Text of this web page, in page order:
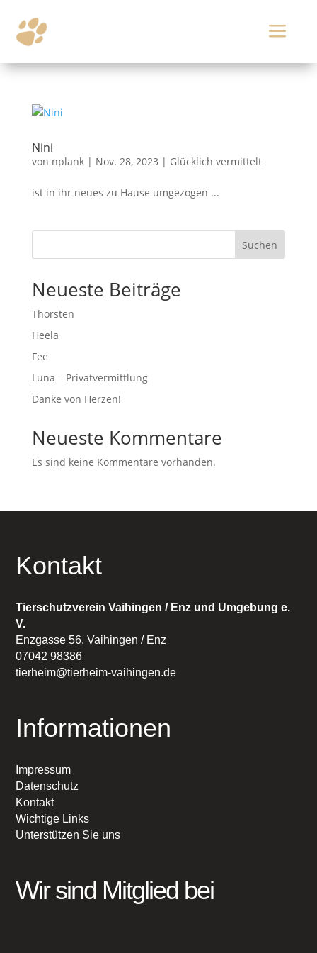
a
Nini
von nplank| Nov. 28, 2023 | Glücklich vermittelt
ist in ihr neues zu Hause umgezogen ...
Suchen
Neueste Beiträge
Thorsten
Heela
Fee
Luna – Privatvermittlung
Danke von Herzen!
Neueste Kommentare
Es sind keine Kommentare vorhanden.
Kontakt
Tierschutzverein Vaihingen / Enz und Umgebung e.
V.
Enzgasse 56, Vaihingen / Enz
07042 98386
tierheim@tierheim-vaihingen.de
Informationen
Impressum
Datenschutz
Kontakt
Wichtige Links
Unterstützen Sie uns
Wir sind Mitglied bei